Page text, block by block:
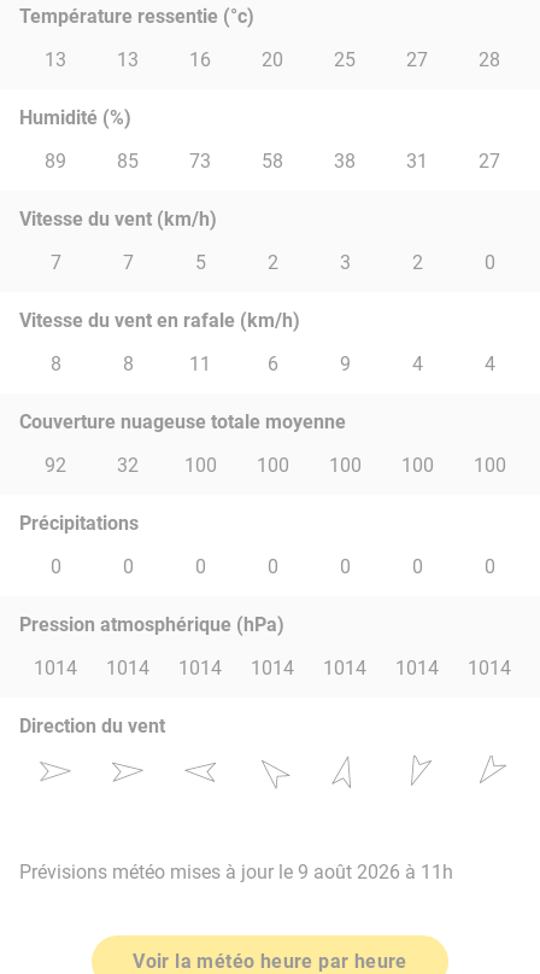
Température ressentie (°c)
13
13 16 20 25 27 28
Humidité (%)
89
85 73 58 38 31 27
Vitesse du vent (km/h)
7
7 5 2 3 2 0
Vitesse du vent en rafale (km/h)
8
8 11 6 9 4 4
Couverture nuageuse totale moyenne
92
32 100 100 100 100 100
Précipitations
0
0 0 0 0 0 0
Pression atmosphérique (hPa)
1014
1014 1014 1014 1014 1014 1014
Direction du vent
Prévisions météo mises à jour le 9 août 2026 à 11h
Voir la météo heure par heure